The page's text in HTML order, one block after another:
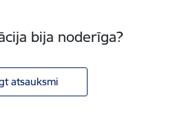
bija noderīga?
atsauksmi